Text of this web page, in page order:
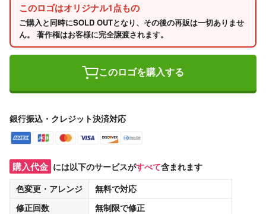
このロゴはオリジナル1点もの
ご購入と同時にSOLD OUTとなり、その後の再販は一切ありませ
ん。 著作権はお客様に完全譲渡されます。
このロゴを購入する
銀行振込・クレジット決済対応
購入代金 には以下のサービスがすべて含まれます
色変更・アレンジ
無料で対応
修正回数
無制限で修正